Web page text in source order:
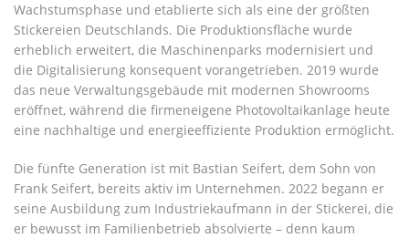
Wachstumsphase und etablierte sich als eine der größten
Stickereien Deutschlands. Die Produktionsfläche wurde
erheblich erweitert, die Maschinenparks modernisiert und
die Digitalisierung konsequent vorangetrieben. 2019 wurde
das neue Verwaltungsgebäude mit modernen Showrooms
eröffnet, während die firmeneigene Photovoltaikanlage heute
eine nachhaltige und energieeffiziente Produktion ermöglicht.
Die fünfte Generation ist mit Bastian Seifert, dem Sohn von
Frank Seifert, bereits aktiv im Unternehmen. 2022 begann er
seine Ausbildung zum Industriekaufmann in der Stickerei, die
er bewusst im Familienbetrieb absolvierte – denn kaum